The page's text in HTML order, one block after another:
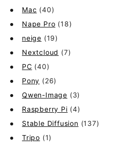
Mac (40)
Nape Pro (18)
neige (19)
Nextcloud (7)
PC (40)
Pony (26)
Qwen-Image (3)
Raspberry Pi (4)
Stable Diffusion (137)
Tripo (1)